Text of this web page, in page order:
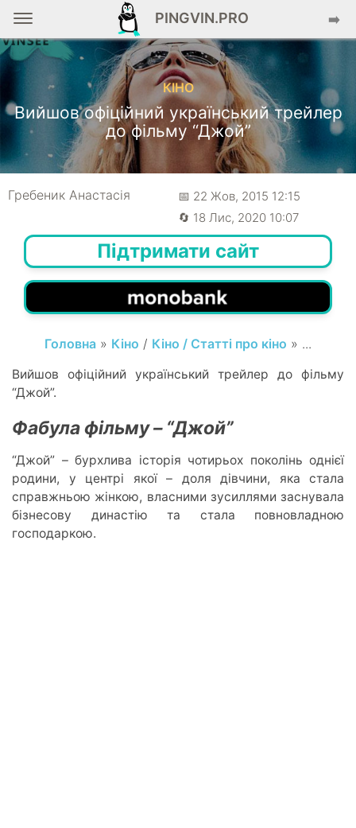
PINGVIN.PRO ➡️
КІНО
Вийшов офіційний український трейлер
до фільму “Джой”
Гребеник Анастасія
📅 22 Жов, 2015 12:15
🔄 18 Лис, 2020 10:07
Підтримати сайт
Головна » Кіно / Кіно / Статті про кіно » ...
Вийшов офіційний український трейлер до фільму
“Джой”.
Фабула фільму – “Джой”
“Джой” – бурхлива історія чотирьох поколінь однієї
родини, у центрі якої – доля дівчини, яка стала
справжньою жінкою, власними зусиллями заснувала
бізнесову династію та стала повновладною
господаркою.